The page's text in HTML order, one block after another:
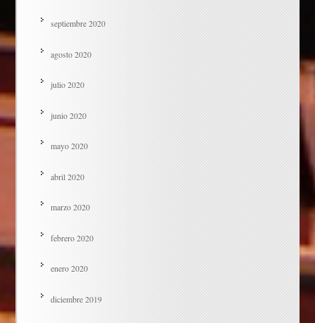
septiembre 2020
agosto 2020
julio 2020
junio 2020
mayo 2020
abril 2020
marzo 2020
febrero 2020
enero 2020
diciembre 2019